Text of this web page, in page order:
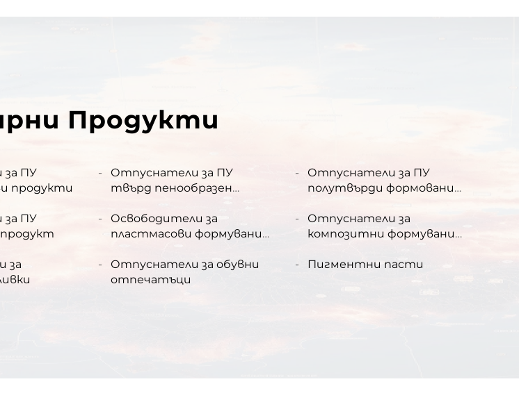
Продукти
ПУ
продукти
Отпуснатели за ПУ
твърд пенообразен
Отпуснатели за ПУ
полутвърди формовани
ПУ
Освободители за
пластмасови формувани
Отпуснатели за
композитни формувани
за
Отпуснатели за обувни
отпечатъци
Пигментни пасти